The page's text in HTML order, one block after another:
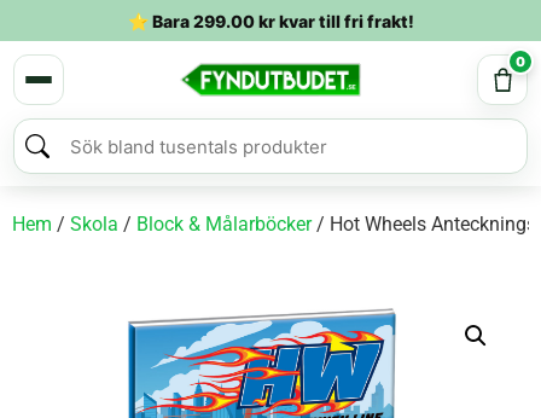
⭐ Bara299.00krkvar till fri frakt!
0
Hem / Skola / Block & Målarböcker/ Hot Wheels